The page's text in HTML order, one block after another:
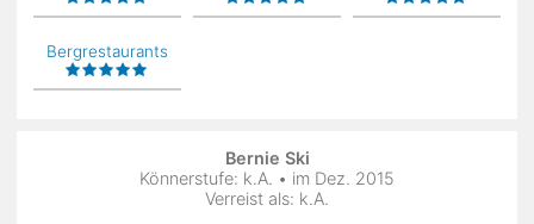
Bergrestaurants
Bernie Ski
Könnerstufe: k.A. • im Dez. 2015
Verreist als: k.A.